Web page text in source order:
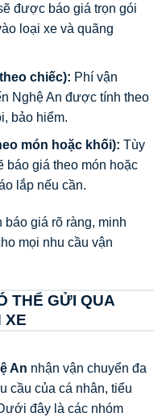
được báo giá trọn gói
loại xe và quãng
chiếc): Phí vận
Nghệ An được tính theo
bảo hiểm.
món hoặc khối): Tùy
báo giá theo món hoặc
lắp nếu cần.
báo giá rõ ràng, minh
mọi nhu cầu vận
THỂ GỬI QUA
XE
An nhận vận chuyển đa
cầu của cá nhân, tiểu
đây là các nhóm